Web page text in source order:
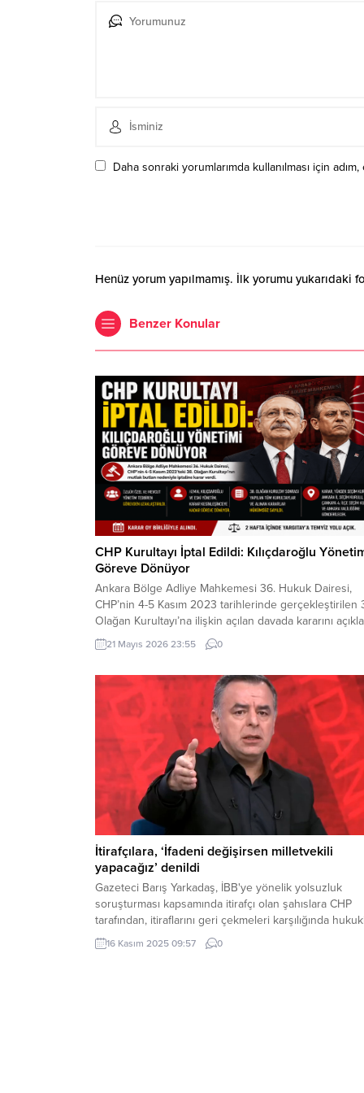
Daha sonraki yorumlarımda kullanılması için
Henüz yorum yapılmamış. İlk yorumu yukarıdaki
Benzer Konular
CHP Kurultayı İptal Edildi: Kılıçdaroğlu
Göreve Dönüyor
Ankara Bölge Adliye Mahkemesi 36. Hukuk Dairesi,
CHP’nin 4-5 Kasım 2023 tarihlerinde gerçekleştirilen
Olağan Kurultayı’na ilişkin açılan davada kararını
Mahkeme, kurultayın “mutlak butlan” gerekçesiyle
geçersiz olduğuna hükmederek, kurultayın yapıldığı
birlikte, söz konusu kurultay sonrasında
tüm olağan ve olağanüstü kurultayların yanı...
21 Mayıs 2026 23:55 0
İtirafçılara, ‘İfadeni değişirsen milletvekili
yapacağız’ denildi
Gazeteci Barış Yarkadaş, İBB'ye yönelik yolsuzluk
soruşturması kapsamında itirafçı olan şahıslara CHP
tarafından, itiraflarını geri çekmeleri karşılığında hukuki
destek ve vekil yapılacağı sözünün verildiğini söyledi.
16 Kasım 2025 09:57 0